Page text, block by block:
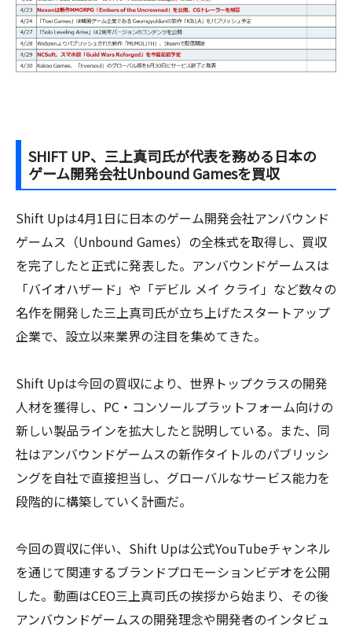
SHIFT UP、三上真司氏が代表を務める日本の
ゲーム開発会社Unbound Gamesを買収
Shift Upは4月1日に日本のゲーム開発会社アンバウンド
ゲームス（Unbound Games）の全株式を取得し、買収
を完了したと正式に発表した。アンバウンドゲームスは
「バイオハザード」や「デビル メイ クライ」など数々の
名作を開発した三上真司氏が立ち上げたスタートアップ
企業で、設立以来業界の注目を集めてきた。
Shift Upは今回の買収により、世界トップクラスの開発
人材を獲得し、PC・コンソールプラットフォーム向けの
新しい製品ラインを拡大したと説明している。また、同
社はアンバウンドゲームスの新作タイトルのパブリッシ
ングを自社で直接担当し、グローバルなサービス能力を
段階的に構築していく計画だ。
今回の買収に伴い、Shift Upは公式YouTubeチャンネル
を通じて関連するブランドプロモーションビデオを公開
した。動画はCEO三上真司氏の挨拶から始まり、その後
アンバウンドゲームスの開発理念や開発者のインタビュ